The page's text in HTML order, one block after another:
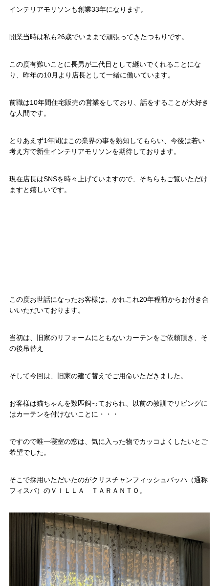
インテリアモリソンも創業33年になります。
開業当時は私も26歳でいままで頑張ってきたつもりです。
この度有難いことに長男が二代目として継いでくれることにな
り、昨年の10月より店長として一緒に働いています。
前職は10年間住宅販売の営業をしており、話をすることが大好き
な人間です。
とりあえず1年間はこの業界の事を熟知してもらい、今後は若い
考え方で新生インテリアモリソンを期待しております。
現在店長はSNSを時々上げていますので、そちらもご覧いただけ
ますと嬉しいです。
この度お世話になったお客様は、かれこれ20年程前からお付き合
いいただいております。
当初は、旧家のリフォームにともないカーテンをご依頼頂き、そ
の後吊替え
そして今回は、旧家の建て替えでご用命いただきました。
お客様は猫ちゃんを数匹飼っておられ、以前の教訓でリビングに
はカーテンを付けないことに・・・
ですので唯一寝室の窓は、気に入った物でカッコよくしたいとご
希望でした。
そこで採用いただいたのがクリスチャンフィッシュバッハ（通称
フィスバ）のＶＩＬＬＡ ＴＡＲＡＮＴＯ。